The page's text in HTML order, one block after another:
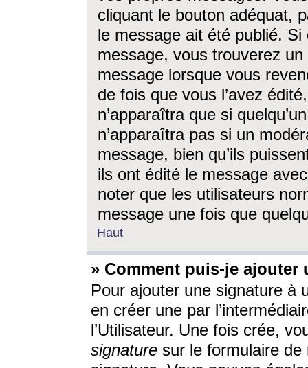
cliquant le bouton adéquat,
le message ait été publié. Si
message, vous trouverez
message lorsque vous
de fois que vous l’avez
n’apparaîtra que si
n’apparaîtra pas si un
message, bien qu’ils
ils ont édité le message
noter que les utilisateurs
message une fois que
Haut
» Comment puis-je ajouter
Pour ajouter une signature à
en créer une par
l’Utilisateur. Une fois crée,
signature sur le formulaire de